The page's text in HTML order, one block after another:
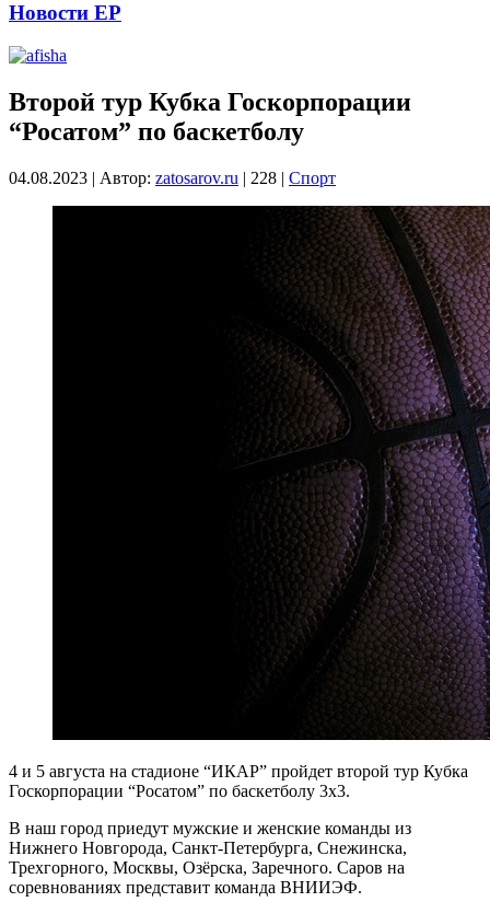
Новости ЕР
Второй тур Кубка Госкорпорации
“Росатом” по баскетболу
04.08.2023 | Автор: zatosarov.ru | 228 | Спорт
4 и 5 августа на стадионе “ИКАР” пройдет второй тур Кубка
Госкорпорации “Росатом” по баскетболу 3х3.
В наш город приедут мужские и женские команды из
Нижнего Новгорода, Санкт-Петербурга, Снежинска,
Трехгорного, Москвы, Озёрска, Заречного. Саров на
соревнованиях представит команда ВНИИЭФ.